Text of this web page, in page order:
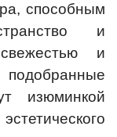
способным
и
и
подобранные
изюминкой